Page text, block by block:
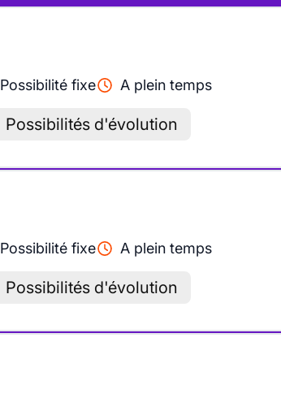
Possibilité fixe A plein temps
Possibilités d'évolution
Possibilité fixe A plein temps
Possibilités d'évolution